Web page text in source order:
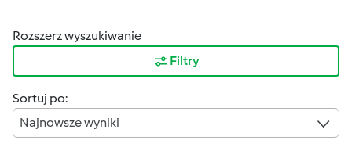
Rozszerz wyszukiwanie
Filtry
Sortuj po:
Najnowsze wyniki